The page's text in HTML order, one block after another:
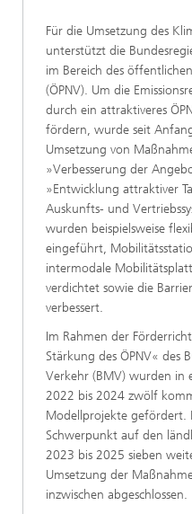
Für die Umsetzung des
unterstützt die
im Bereich des
(ÖPNV). Um die
durch ein attraktiveres
fördern, wurde seit
Umsetzung von
»Verbesserung der
»Entwicklung attraktiver
Auskunfts- und
wurden beispielsweise
eingeführt,
intermodale
verdichtet sowie die
verbessert.
Im Rahmen der
Stärkung des ÖPNV« des
Verkehr (BMV) wurden in
2022 bis 2024 zwölf
Modellprojekte gefördert.
Schwerpunkt auf den
2023 bis 2025 sieben
Umsetzung der
inzwischen abgeschlossen.